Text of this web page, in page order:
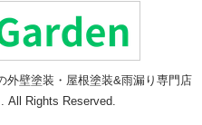
壁塗装・屋根塗装&雨漏り専門店
All Rights Reserved.